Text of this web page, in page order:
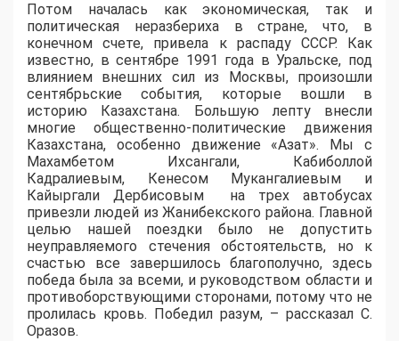
Потом началась как экономическая, так и
политическая неразбериха в стране, что, в
конечном счете, привела к распаду СССР. Как
известно, в сентябре 1991 года в Уральске, под
влиянием внешних сил из Москвы, произошли
сентябрьские события, которые вошли в
историю Казахстана. Большую лепту внесли
многие общественно-политические движения
Казахстана, особенно движение «Азат». Мы с
Махамбетом Ихсангали, Кабиболлой
Кадралиевым, Кенесом Мукангалиевым и
Кайыргали Дербисовым на трех автобусах
привезли людей из Жанибекского района. Главной
целью нашей поездки было не допустить
неуправляемого стечения
обстоятельств, но к
счастью все завершилось благополучно, здесь
победа была за всеми, и руководством области и
противоборствующими сторонами, потому что не
пролилась кровь. Победил разум, – рассказал С.
Оразов.